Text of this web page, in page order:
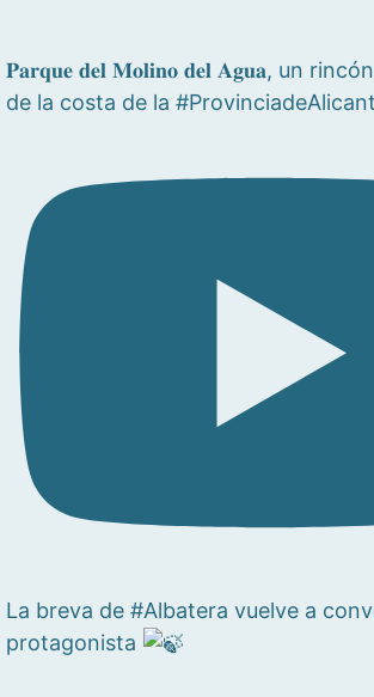
𝐏𝐚𝐫𝐪𝐮𝐞 𝐝𝐞𝐥 𝐌𝐨𝐥𝐢𝐧𝐨 𝐝𝐞𝐥 𝐀𝐠𝐮𝐚, un
de la costa de la
La breva de #Albatera vuelve a
protagonista